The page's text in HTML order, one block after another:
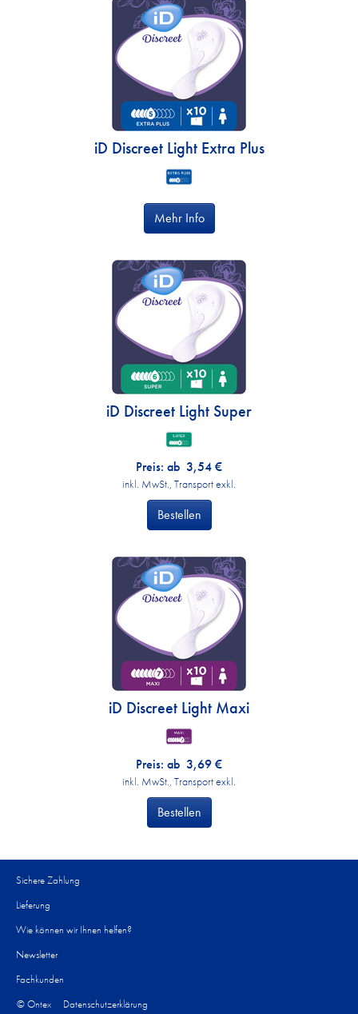
iD Discreet Light Extra Plus
Mehr Info
iD Discreet Light Super
Preis: ab 3,54€
inkl. MwSt., Transport exkl.
Bestellen
iD Discreet Light Maxi
Preis: ab 3,69€
inkl. MwSt., Transport exkl.
Bestellen
Sichere Zahlung
Lieferung
Wie können wir Ihnen helfen?​
Newsletter
Fachkunden
© Ontex
Datenschutzerklärung